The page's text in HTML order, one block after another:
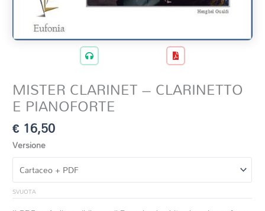
MISTER CLARINET – CLARINETTO
E PIANOFORTE
€ 16,50
Versione
SVUOTA